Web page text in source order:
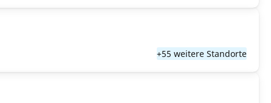
+55 weitere Standorte